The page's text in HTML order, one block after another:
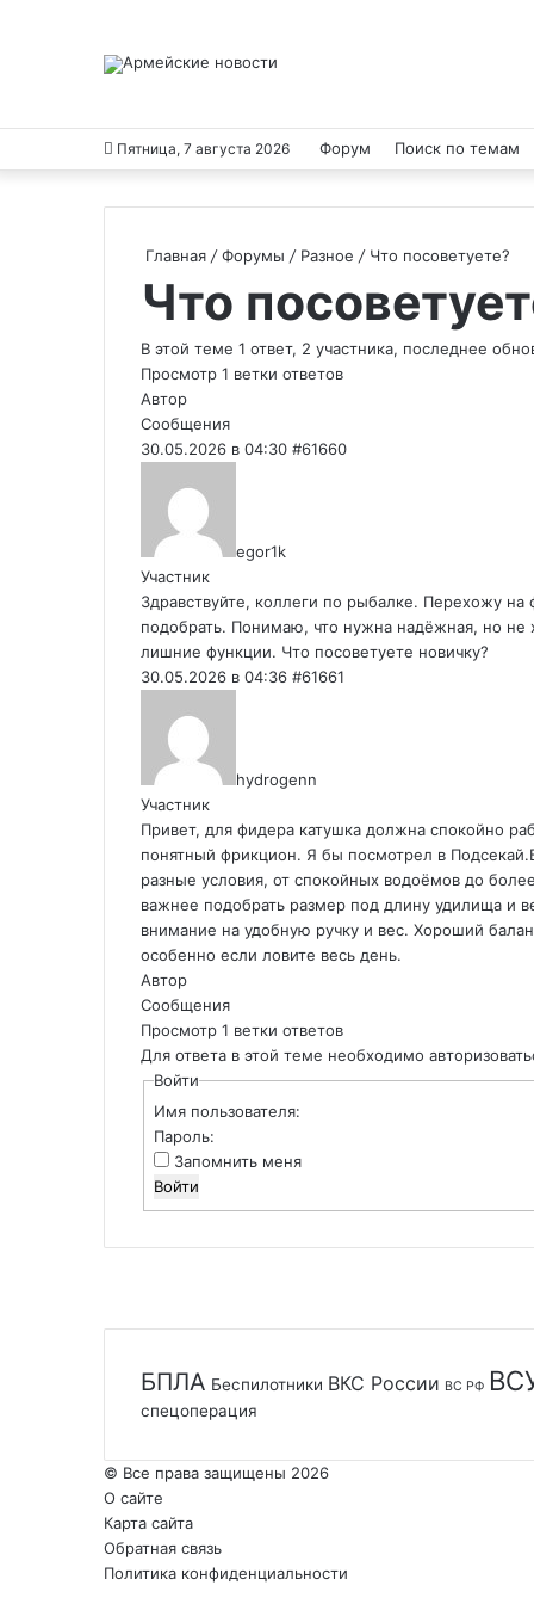
Пятница, 7 августа 2026 Форум Поиск по темам
Главная / Форумы / Разное / Что посоветуете?
Что
В этой теме 1 ответ, 2 участника, последнее
Просмотр 1 ветки ответов
Автор
Сообщения
30.05.2026 в 04:30 #61660
egor1k
Участник
Здравствуйте, коллеги по рыбалке. Перехожу
подобрать. Понимаю, что нужна надёжная, но не
лишние функции. Что посоветуете новичку?
30.05.2026 в 04:36 #61661
hydrogenn
Участник
Привет, для фидера катушка должна спокойно
понятный фрикцион. Я бы посмотрел в
разные условия, от спокойных водоёмов до
важнее подобрать размер под длину удилища и
внимание на удобную ручку и вес. Хороший
особенно если ловите весь день.
Автор
Сообщения
Просмотр 1 ветки ответов
Для ответа в этой теме необходимо
Войти
Имя пользователя:
Пароль:
Запомнить меня
Войти
БПЛА Беспилотники ВКС России ВС РФ
спецоперация
© Все права защищены 2026
О сайте
Карта сайта
Обратная связь
Политика конфиденциальности